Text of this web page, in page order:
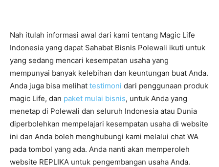
Nah itulah informasi awal dari kami tentang Magic Life
Indonesia yang dapat Sahabat Bisnis Polewali ikuti untuk
yang sedang mencari kesempatan usaha yang
mempunyai banyak kelebihan dan keuntungan buat Anda.
Anda juga bisa melihat testimoni dari penggunaan produk
magic Life, dan paket mulai bisnis, untuk Anda yang
menetap di Polewali dan seluruh Indonesia atau Dunia
diperbolehkan mempelajari kesempatan usaha di website
ini dan Anda boleh menghubungi kami melalui chat WA
pada tombol yang ada. Anda nanti akan memperoleh
website REPLIKA untuk pengembangan usaha Anda.